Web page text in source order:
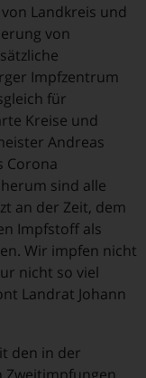
Landkreis und
von
Impfzentrum
für
Kreise und
Andreas
Corona
sind alle
an der Zeit, dem
Impfstoff als
Wir impfen nicht
nicht so viel
Landrat Johann
den in der